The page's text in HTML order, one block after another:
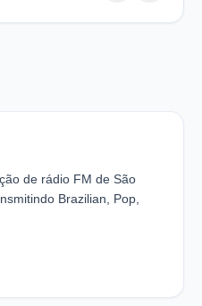
de rádio FM de São
Brazilian, Pop,